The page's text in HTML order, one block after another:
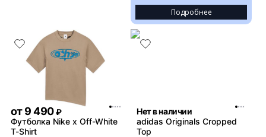
Подробнее
от9 490 ₽
Футболка Nike x Off-White
T-Shirt
Нет в наличии
adidas Originals Cropped
Top